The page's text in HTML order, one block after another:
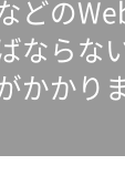
どの
ならな
かかり